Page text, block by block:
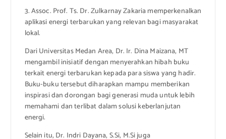
3. Assoc. Prof. Ts. Dr. Zulkarnay Zakaria memperkenalkan
aplikasi energi terbarukan yang relevan bagi masyarakat
lokal.
Dari Universitas Medan Area, Dr. Ir. Dina Maizana, MT
mengambil inisiatif dengan menyerahkan hibah buku
terkait energi terbarukan kepada para siswa yang hadir.
Buku-buku tersebut diharapkan mampu memberikan
inspirasi dan dorongan bagi generasi muda untuk lebih
memahami dan terlibat dalam solusi keberlanjutan
energi.
Selain itu, Dr. Indri Dayana, S.Si, M.Si juga